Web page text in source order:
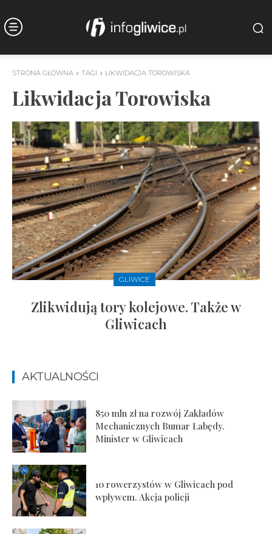
STRONA GŁÓWNA TAGI LIKWIDACJA TOROWISKA
Likwidacja Torowiska
GLIWICE
Zlikwidują tory kolejowe. Także w
Gliwicach
AKTUALNOŚCI
850 mln zł na rozwój Zakładów
Mechanicznych Bumar Łabędy.
Minister w Gliwicach
10 rowerzystów w Gliwicach pod
wpływem. Akcja policji